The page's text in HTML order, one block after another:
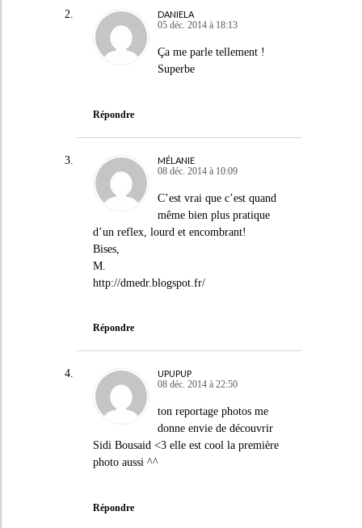
DANIELA
05 déc. 2014 à 18:13
Ça me parle tellement !
Superbe
Répondre
MÉLANIE
08 déc. 2014 à 10:09
C’est vrai que c’est quand
même bien plus pratique
d’un reflex, lourd et encombrant!
Bises,
M.
http://dmedr.blogspot.fr/
Répondre
UPUPUP
08 déc. 2014 à 22:50
ton reportage photos me
donne envie de découvrir
Sidi Bousaid <3 elle est cool la première
photo aussi ^^
Répondre